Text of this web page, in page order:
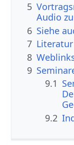
5
Audio
6 Siehe
7 Literatur
8
9
9.1
9.2